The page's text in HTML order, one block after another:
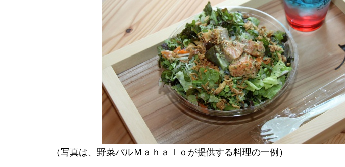
（写真は、野菜バルＭａｈａｌｏが提供する料理の一例）